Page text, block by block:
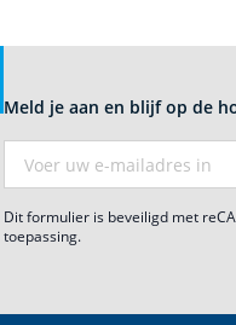
Meld je aan en blijf op de
Dit formulier is beveiligd met
toepassing.